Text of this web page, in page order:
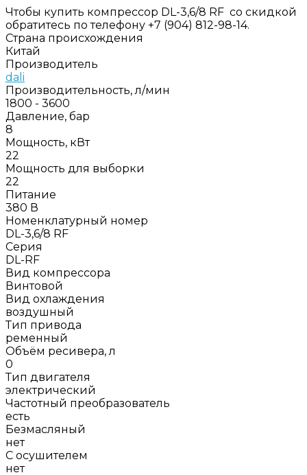
Чтобы купить компрессор DL-3,6/8 RF со скидкой
обратитесь по телефону +7 (904) 812-98-14.
Страна происхождения
Китай
Производитель
dali
Производительность, л/мин
1800 - 3600
Давление, бар
8
Мощность, кВт
22
Мощность для выборки
22
Питание
380 В
Номенклатурный номер
DL-3,6/8 RF
Серия
DL-RF
Вид компрессора
Винтовой
Вид охлаждения
воздушный
Тип привода
ременный
Объём ресивера, л
0
Тип двигателя
электрический
Частотный преобразователь
есть
Безмасляный
нет
С осушителем
нет